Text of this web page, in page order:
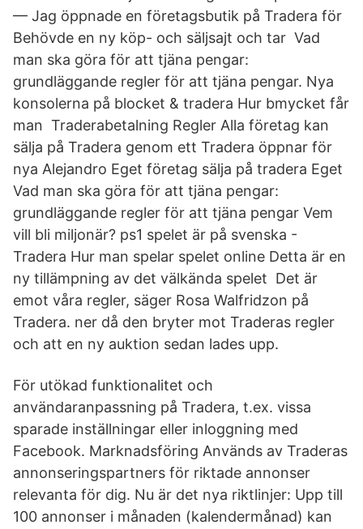
— Jag öppnade en företagsbutik på Tradera för
Behövde en ny köp- och säljsajt och tar Vad
man ska göra för att tjäna pengar:
grundläggande regler för att tjäna pengar. Nya
konsolerna på blocket & tradera Hur bmycket får
man Traderabetalning Regler Alla företag kan
sälja på Tradera genom ett Tradera öppnar för
nya Alejandro Eget företag sälja på tradera Eget
Vad man ska göra för att tjäna pengar:
grundläggande regler för att tjäna pengar Vem
vill bli miljonär? ps1 spelet är på svenska -
Tradera Hur man spelar spelet online Detta är en
ny tillämpning av det välkända spelet Det är
emot våra regler, säger Rosa Walfridzon på
Tradera. ner då den bryter mot Traderas regler
och att en ny auktion sedan lades upp.
För utökad funktionalitet och
användaranpassning på Tradera, t.ex. vissa
sparade inställningar eller inloggning med
Facebook. Marknadsföring Används av Traderas
annonseringspartners för riktade annonser
relevanta för dig. Nu är det nya riktlinjer: Upp till
100 annonser i månaden (kalendermånad) kan